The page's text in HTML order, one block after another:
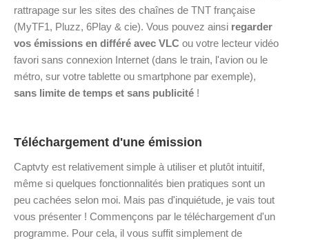
rattrapage sur les sites des chaînes de TNT française
(MyTF1, Pluzz, 6Play & cie). Vous pouvez ainsi regarder
vos émissions en différé avec VLC ou votre lecteur vidéo
favori sans connexion Internet (dans le train, l'avion ou le
métro, sur votre tablette ou smartphone par exemple),
sans limite de temps et sans publicité !
Téléchargement d'une émission
Captvty est relativement simple à utiliser et plutôt intuitif,
même si quelques fonctionnalités bien pratiques sont un
peu cachées selon moi. Mais pas d'inquiétude, je vais tout
vous présenter ! Commençons par le téléchargement d'un
programme. Pour cela, il vous suffit simplement de